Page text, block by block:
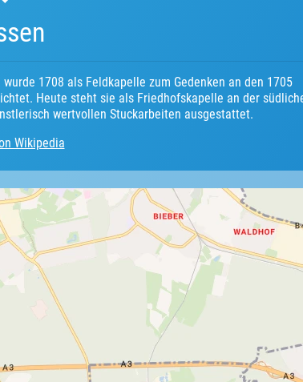
1708 als Feldkapelle zum Gedenken an den 1705
Heute steht sie als Friedhofskapelle an der
wertvollen Stuckarbeiten ausgestattet.
Wikipedia